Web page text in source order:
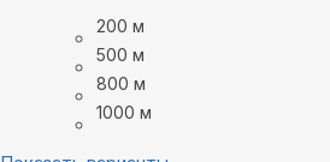
200 м
500 м
800 м
1000 м